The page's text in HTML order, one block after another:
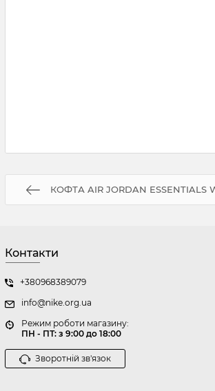
КОФТА AIR JORDAN ESSENTIALS
Контакти
+380968389079
info@nike.org.ua
Режим роботи магазину:
ПН - ПТ: з 9:00 до 18:00
Зворотній зв'язок